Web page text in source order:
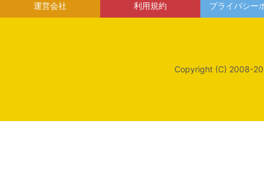
運営会社 利用規約 プライバシー
Copyright (C) 2008-